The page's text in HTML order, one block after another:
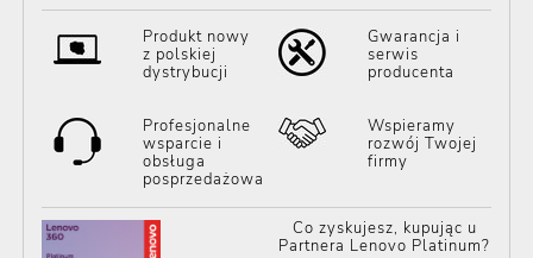
Produkt nowy
z polskiej
dystrybucji
Gwarancja i
serwis
producenta
Profesjonalne
wsparcie i
obsługa
posprzedażowa
Wspieramy
rozwój Twojej
firmy
Co zyskujesz, kupując u
Partnera Lenovo Platinum?